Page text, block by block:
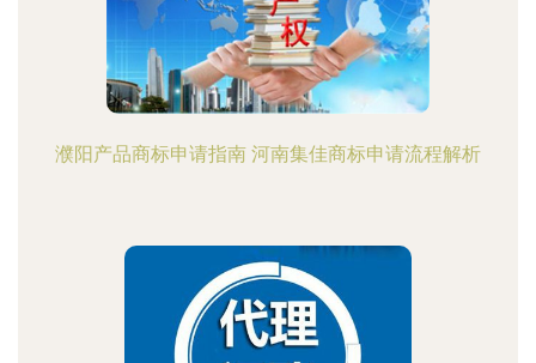
濮阳产品商标申请指南 河南集佳商标申请流程解析